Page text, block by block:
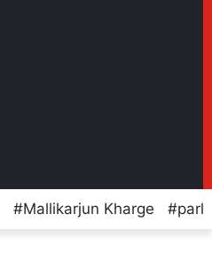
Mallikarjun Kharge